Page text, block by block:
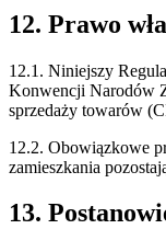
12. Prawo
12.1. Niniejszy
Konwencji Narodów
sprzedaży towarów
12.2. Obowiązkowe
zamieszkania
13.